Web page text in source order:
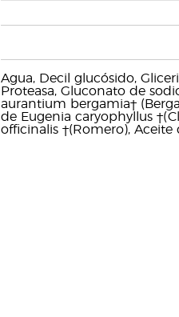
Agua, Decil glucósido,
Proteasa, Gluconato de
aurantium bergamia†
de Eugenia caryophyllus
officinalis †(Romero),